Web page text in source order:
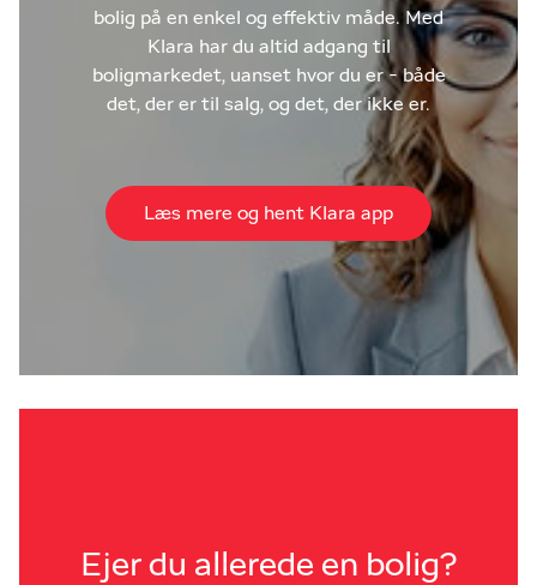
bolig på en enkel og effektiv måde. Med
Klara har du altid adgang til
boligmarkedet, uanset hvor du er - både
det, der er til salg, og det, der ikke er.
Læs mere og hent Klara app
Ejer du allerede en bolig?